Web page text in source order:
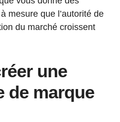
mesure que l’autorité de
du marché croissent
une
de marque
Paiement